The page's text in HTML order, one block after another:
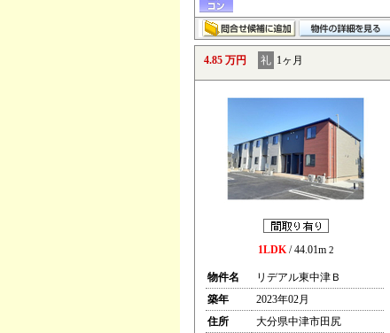
4.85 万円 礼 1ヶ月
1LDK/ 44.01m 2
物件名
リデアル東中津Ｂ
築年
2023年02月
住所
大分県中津市田尻